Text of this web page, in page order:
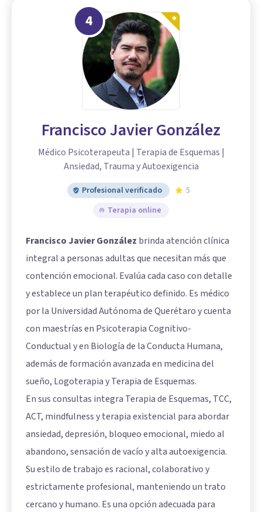
4
Francisco Javier González
Médico Psicoterapeuta | Terapia de Esquemas |
Ansiedad, Trauma y Autoexigencia
Profesional verificado
5
Terapia online
Francisco Javier González brinda atención clínica
integral a personas adultas que necesitan más que
contención emocional. Evalúa cada caso con detalle
y establece un plan terapéutico definido. Es médico
por la Universidad Autónoma de Querétaro y cuenta
con maestrías en Psicoterapia Cognitivo-
Conductual y en Biología de la Conducta Humana,
además de formación avanzada en medicina del
sueño, Logoterapia y Terapia de Esquemas.
En sus consultas integra Terapia de Esquemas, TCC,
ACT, mindfulness y terapia existencial para abordar
ansiedad, depresión, bloqueo emocional, miedo al
abandono, sensación de vacío y alta autoexigencia.
Su estilo de trabajo es racional, colaborativo y
estrictamente profesional, manteniendo un trato
cercano y humano. Es una opción adecuada para